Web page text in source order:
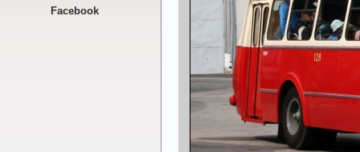
Facebook